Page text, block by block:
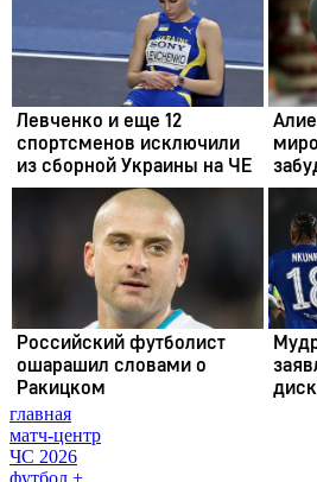
главная
матч-центр
ЧС 2026
футбол +